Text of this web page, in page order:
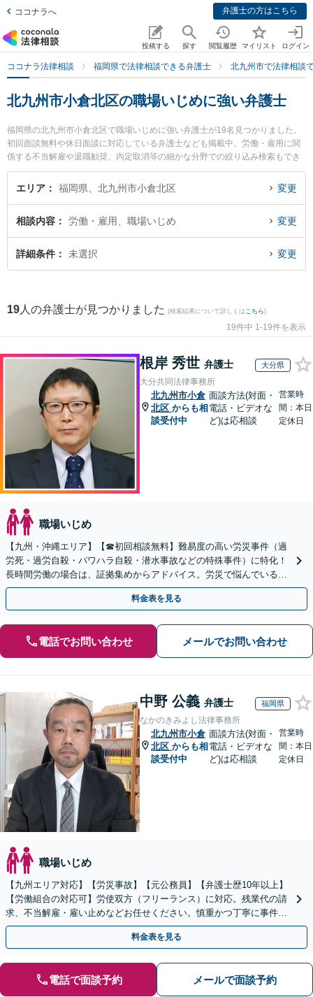
ココナラへ 弁護士の方はこちら
投稿する 探す 閲覧履歴 マイリスト ログイン
ココナラ法律相談 福岡県で法律相談できる弁護士 北九州市で法律相談
北九州市小倉北区の職場いじめに強い弁護士
福岡県の北九州市小倉北区で職場いじめに強い弁護士が19名見つかりました。
初回面談無料や休日面談に対応している弁護士なども掲載中。労働・雇用に関
係する不当解雇や退職勧奨、内定取消等の細かな分野での絞り込み検索もでき
便利です。特に清風法律事務所の祖父江 弘美弁護士や野上裕貴法律事務所の岩
岡 優子弁護士、平井・柏﨑法律事務所の吉田 麻衣弁護士のプロフィール情報や
めのトラブル解決の実績豊富な近くの弁護士を検索したい』『初回相談無料で
職場いじめを法律相談できる北九州市小倉北区内の弁護士に相談予約したい』
などでお困りの相談者さんにおすすめです。
エリア 福岡県、北九州市小倉北区 変更
相談内容 労働・雇用、職場いじめ 変更
詳細条件 未選択 変更
19 人の弁護士が見つかりました (検索結果について詳しくは こちら)
19件中 1-19件を表示
根岸 秀世 弁護士 大分県
大分共同法律事務所
北九州市小倉
北区 からも相
談受付中
面談方法(対面・
電話・ビデオな
ど)は応相談
営業時
間：本日
定休日
職場いじめ
【九州・沖縄エリア】【☎︎初回相談無料】難易度の高い労災事件（過
労死・過労自殺・パワハラ自殺・潜水事故などの特殊事件）に特化！
長時間労働の場合は、証拠集めからアドバイス。労災で悩んでいる方
は早めにご相談を！【電話相談可能】
料金表を見る
電話でお問い合わせ メールでお問い合わせ
中野 公義 弁護士 福岡県
なかのきみよし法律事務所
北九州市小倉
北区 からも相
談受付中
面談方法(対面・
電話・ビデオな
ど)は応相談
営業時
間：本日
定休日
職場いじめ
【九州エリア対応】【労災事故】【元公務員】【弁護士歴10年以上】
【労働組合の対応可】労使双方（フリーランス）に対応。残業代の請
求、不当解雇・雇い止めなどお任せください。慎重かつ丁寧に事件解
決へと進めます。
料金表を見る
電話で面談予約 メールで面談予約